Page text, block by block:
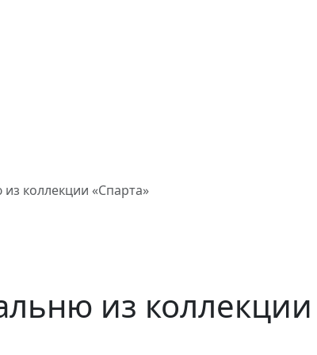
коллекции «Спарта»
из коллекции